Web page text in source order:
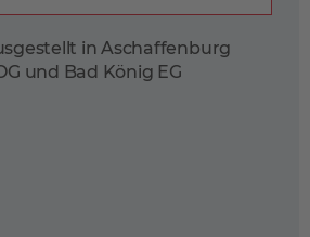
in Aschaffenburg
und Bad König EG